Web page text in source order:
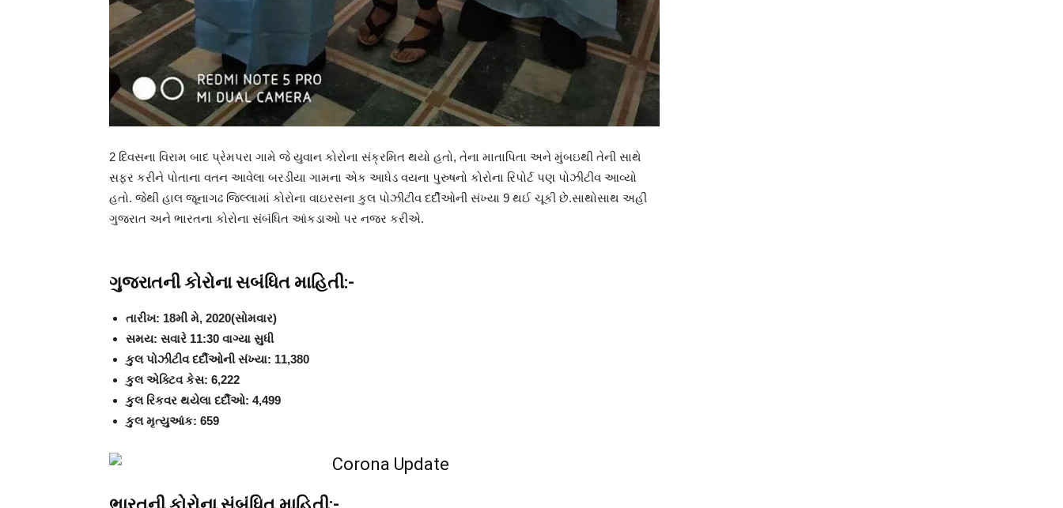
2 દિવસના વિરામ બાદ પ્રેમપરા ગામે જે યુવાન કોરોના સંક્રમિત થયો હતો, તેના માતાપિતા અને મુંબઇથી તેની સાથે
સફર કરીને પોતાના વતન આવેલા બરડીયા ગામના એક આધેડ વયના પુરુષનો કોરોના રિપોર્ટ પણ પોઝીટીવ આવ્યો
હતો. જેથી હાલ જૂનાગઢ જિલ્લામાં કોરોના વાઇરસના કુલ પોઝીટીવ દર્દીઓની સંખ્યા 9 થઈ ચૂકી છે.સાથોસાથ અહીં
ગુજરાત અને ભારતના કોરોના સંબંધિત આંકડાઓ પર નજર કરીએ.
ગુજરાતની કોરોના સબંધિત માહિતી:-
તારીખ: 18મી મે, 2020(સોમવાર)
સમય: સવારે 11:30 વાગ્યા સુધી
કુલ પોઝીટીવ દર્દીઓની સંખ્યા: 11,380
કુલ એક્ટિવ કેસ: 6,222
કુલ રિકવર થયેલા દર્દીઓ: 4,499
કુલ મૃત્યુઆંક: 659